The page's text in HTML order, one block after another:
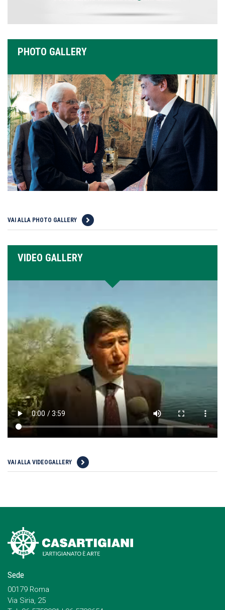
PHOTO GALLERY
VAI ALLA PHOTO GALLERY
VIDEO GALLERY
VAI ALLA VIDEOGALLERY
Sede
00179 Roma
Via Siria, 25